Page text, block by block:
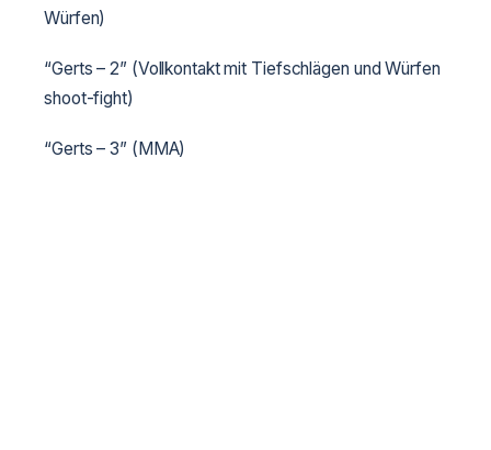
Würfen)
“Gerts – 2” (Vollkontakt mit Tiefschlägen und Würfen
shoot-fight)
“Gerts – 3” (MMA)